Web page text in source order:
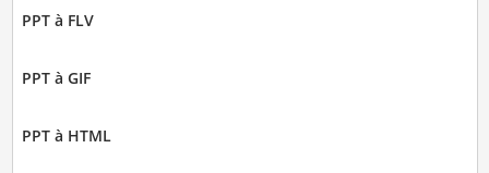
PPT à FLV
PPT à GIF
PPT à HTML